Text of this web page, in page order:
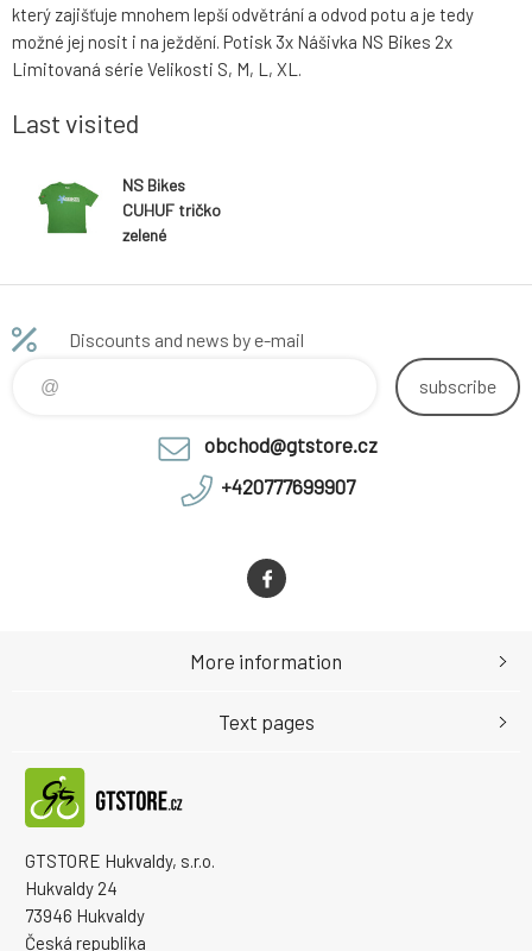
který zajišťuje mnohem lepší odvětrání a odvod potu a je tedy
možné jej nosit i na ježdění. Potisk 3x Nášivka NS Bikes 2x
Limitovaná série Velikosti S, M, L, XL.
Last visited
NS Bikes
CUHUF tričko
zelené
Discounts and news by e-mail
subscribe
obchod@gtstore.cz
+420777699907
GTSTORE Hukvaldy, s.r.o.
Hukvaldy 24
73946 Hukvaldy
Česká republika
More information
Text pages